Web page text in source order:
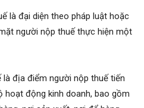
là đại diện theo pháp luật hoặc
người nộp thuế thực hiện một
địa điểm người nộp thuế tiến
hoạt động kinh doanh, bao gồm